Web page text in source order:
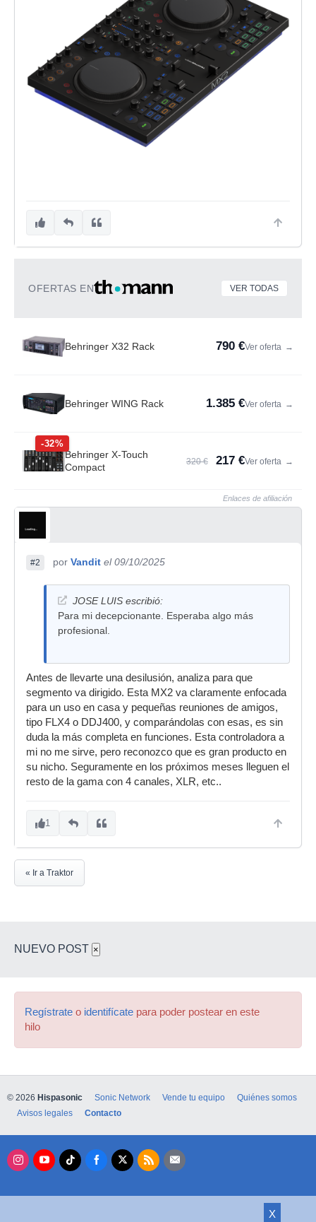
OFERTAS EN VER TODAS
Behringer X32 Rack 790 €Ver oferta →
Behringer WING Rack 1.385 €Ver oferta →
-32%
Behringer X-Touch
Compact
320 € 217 €Ver oferta →
Enlaces de afiliación
#2 por Vandit el 09/10/2025
JOSE LUIS escribió:
Para mi decepcionante. Esperaba algo más
profesional.
Antes de llevarte una desilusión, analiza para que
segmento va dirigido. Esta MX2 va claramente enfocada
para un uso en casa y pequeñas reuniones de amigos,
tipo FLX4 o DDJ400, y comparándolas con esas, es sin
duda la más completa en funciones. Esta controladora a
mi no me sirve, pero reconozco que es gran producto en
su nicho. Seguramente en los próximos meses lleguen el
resto de la gama con 4 canales, XLR, etc..
1
« Ir a Traktor
NUEVO POST ×
Regístrate o identifícate para poder postear en este
hilo
X
© 2026 Hispasonic Sonic Network Vende tu equipo
Quiénes somos
Avisos legales
Contacto